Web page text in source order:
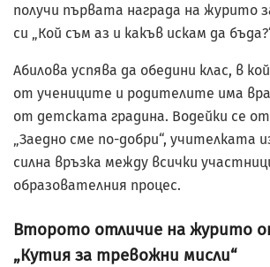
получи първата награда на журито
си „Кой съм аз и какъв искам да
Абилова успява да обедини клас, в
от учениците и родителите има
от детската градина. Водейки се
„Заедно сме по-добри“, учителката
силна връзка между всички
образователния процес.
Второто отличие на журито
„Кутия за тревожни мисли“